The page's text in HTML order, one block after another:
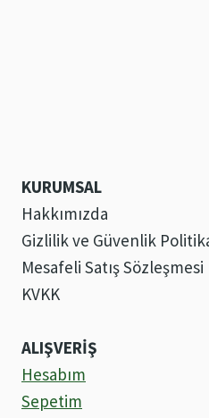
KURUMSAL
Hakkımızda
Gizlilik ve Güvenlik
Mesafeli Satış Sözleşmesi
KVKK
ALIŞVERİŞ
Hesabım
Sepetim